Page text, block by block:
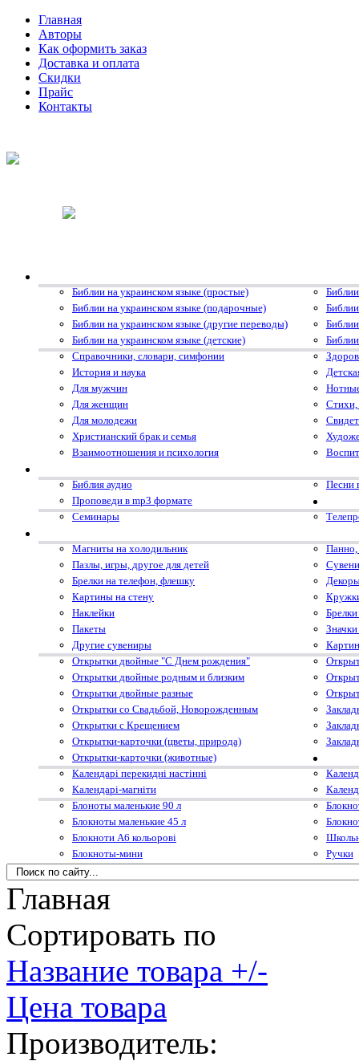
Главная
Авторы
Как оформить заказ
Доставка и оплата
Скидки
Прайс
Контакты
Библии на украинском языке (простые)
Библии на украинском языке (подарочные)
Библии на украинском языке (другие переводы)
Библии на украинском языке (детские)
Справочники, словари, симфонии
История и наука
Для мужчин
Для женщин
Стихи,
Для молодежи
Христианский брак и семья
Взаимоотношения и психология
Библия аудио
Песни
Проповеди в mp3 формате
Семинары
Магниты на холодильник
Панно,
Пазлы, игры, другое для детей
Брелки на телефон, флешку
Картины на стену
Наклейки
Пакеты
Другие сувениры
Открытки двойные "С Днем рождения"
Открытки двойные родным и близким
Открытки двойные разные
Открытки со Свадьбой, Новорожденным
Открытки с Крещением
Открытки-карточки (цветы, природа)
Открытки-карточки (животные)
Календарі перекидні настінні
Календарі-магніти
Блоноты маленькие 90 л
Блокноты маленькие 45 л
Блокноти А6 кольорові
Блокноты-мини
Ручки
Главная
Сортировать по
Название товара +/-
Цена товара
Производитель: